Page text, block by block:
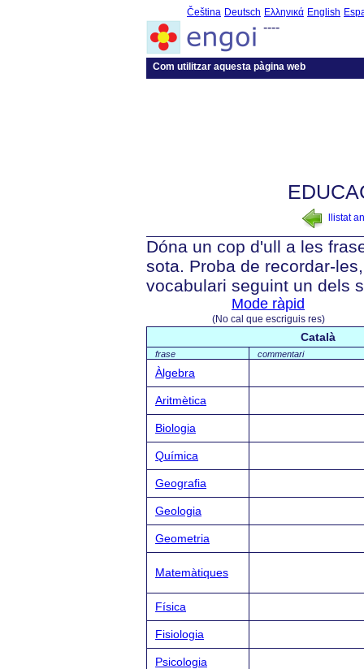
Čeština Deutsch Ελληνικά English
----
Com utilitzar aquesta pàgina web
llistat
Dóna un cop d'ull a les
sota. Proba de recordar-
vocabulari seguint un dels
Mode ràpid
(No cal que escriguis res)
Català
frase commentari
Àlgebra
Aritmètica
Biologia
Química
Geografia
Geologia
Geometria
Matemàtiques
Física
Fisiologia
Psicologia